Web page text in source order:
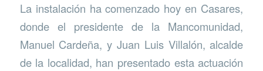
La instalación ha comenzado hoy en Casares,
donde el presidente de la Mancomunidad,
Manuel Cardeña, y Juan Luis Villalón, alcalde
de la localidad, han presentado esta actuación